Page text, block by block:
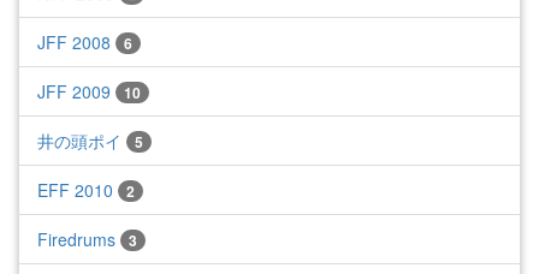
JFF 2008 6
JFF 2009 10
井の頭ポイ 5
EFF 2010 2
Firedrums 3